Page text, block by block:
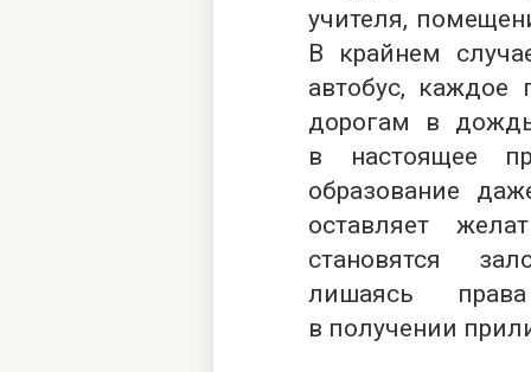
учителя,
В крайнем
автобус, каждое
дорогам в
в настоящее
образование
оставляет
становятся
лишаясь
в получении